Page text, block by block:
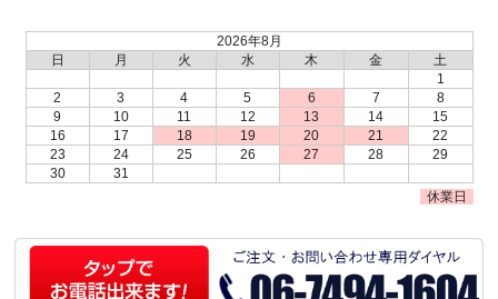
2026年8月
日
月 火 水 木 金
土
1
2
3 4 5 6 7
8
9
10 11 12 13 14
15
16
17 18 19 20 21
22
23
24 25 26 27 28
29
30
31
休業日